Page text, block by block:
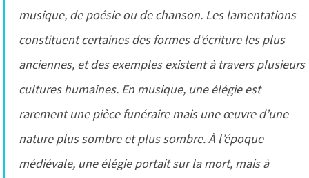
musique, de poésie ou de chanson. Les lamentations
constituent certaines des formes d’écriture les plus
anciennes, et des exemples existent à travers plusieurs
cultures humaines. En musique, une élégie est
rarement une pièce funéraire mais une œuvre d’une
nature plus sombre et plus sombre. À l’époque
médiévale, une élégie portait sur la mort, mais à